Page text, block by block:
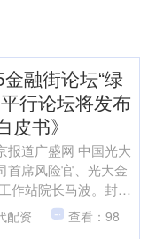
融街论坛“绿
行论坛将发布
皮书》
报道广盛网 中国光大
首席风险官、光大金
作站院长马波。封莉/
记者10月23日获悉，
配资 查看：98